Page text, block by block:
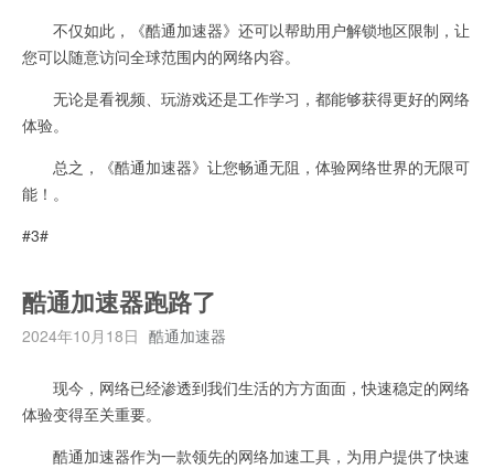
不仅如此，《酷通加速器》还可以帮助用户解锁地区限制，让
您可以随意访问全球范围内的网络内容。
无论是看视频、玩游戏还是工作学习，都能够获得更好的网络
体验。
总之，《酷通加速器》让您畅通无阻，体验网络世界的无限可
能！。
#3#
酷通加速器跑路了
2024年10月18日 酷通加速器
现今，网络已经渗透到我们生活的方方面面，快速稳定的网络
体验变得至关重要。
酷通加速器作为一款领先的网络加速工具，为用户提供了快速